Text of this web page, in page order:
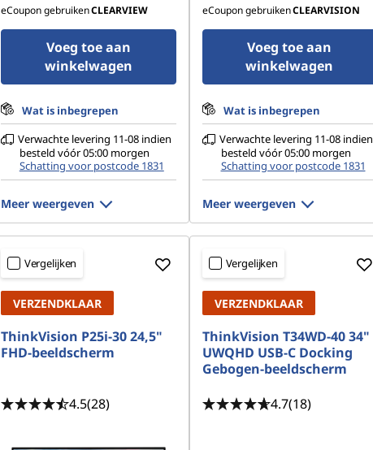
eCoupon gebruikenCLEARVIEW
Voeg toe aan
winkelwagen
Wat is inbegrepen
Verwachte levering 11-08 indien
besteld vóór 05:00 morgen
Schatting voor postcode 1831
Meer weergeven
eCoupon gebruikenCLEARVISION
Voeg toe aan
winkelwagen
Wat is inbegrepen
Verwachte levering 11-08 indien
besteld vóór 05:00 morgen
Schatting voor postcode 1831
Meer weergeven
Vergelijken
VERZENDKLAAR
ThinkVision P25i-30 24,5"
FHD-beeldscherm
4.5(28)
Vergelijken
VERZENDKLAAR
ThinkVision T34WD-40 34"
UWQHD USB-C Docking
Gebogen-beeldscherm
4.7(18)